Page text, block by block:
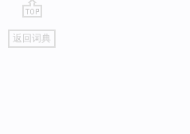
go
top
返回词典